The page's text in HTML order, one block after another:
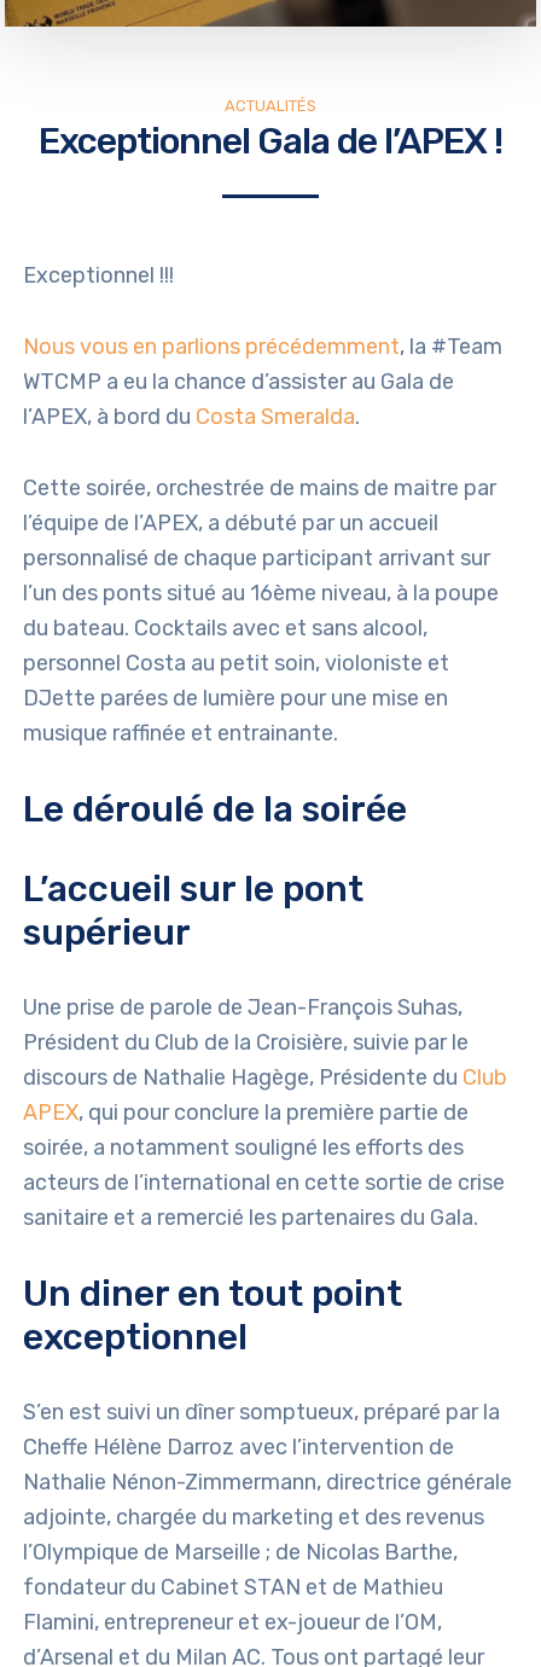
ACTUALITÉS
Exceptionnel Gala de l’APEX !
Exceptionnel !!!
Nous vous en parlions précédemment, la #Team
WTCMP a eu la chance d’assister au Gala de
l’APEX, à bord du Costa Smeralda.
Cette soirée, orchestrée de mains de maitre par
l’équipe de l’APEX, a débuté par un accueil
personnalisé de chaque participant arrivant sur
l’un des ponts situé au 16ème niveau, à la poupe
du bateau. Cocktails avec et sans alcool,
personnel Costa au petit soin, violoniste et
DJette parées de lumière pour une mise en
musique raffinée et entrainante.
Le déroulé de la soirée
L’accueil sur le pont
supérieur
Une prise de parole de Jean-François Suhas,
Président du Club de la Croisière, suivie par le
discours de Nathalie Hagège, Présidente du Club
APEX, qui pour conclure la première partie de
soirée, a notamment souligné les efforts des
acteurs de l’international en cette sortie de crise
sanitaire et a remercié les partenaires du Gala.
Un diner en tout point
exceptionnel
S’en est suivi un dîner somptueux, préparé par la
Cheffe Hélène Darroz avec l’intervention de
Nathalie Nénon-Zimmermann, directrice générale
adjointe, chargée du marketing et des revenus
l’Olympique de Marseille ; de Nicolas Barthe,
fondateur du Cabinet STAN et de Mathieu
Flamini, entrepreneur et ex-joueur de l’OM,
d’Arsenal et du Milan AC. Tous ont partagé leur